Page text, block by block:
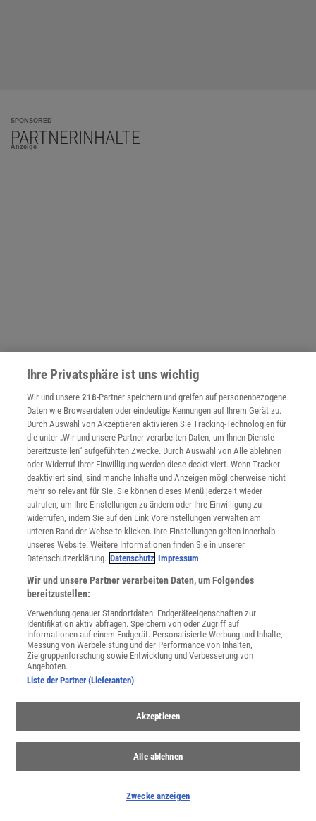
SPONSORED
PARTNERINHALTE
Anzeige
NACH OBEN
Für Sie im Spektrum-Shop und am Kiosk:
WEITERE NEUERSCHEINUNGEN SPEKTRUM SHOP
Spektrum.de-Newsletter abonnieren
JETZT ANMELDEN!
Sie können unsere Newsletter jederzeit wieder abbestellen. Infos zu unserem Umgang
mit Ihren personenbezogenen Daten finden Sie in unserer
SERVICES
Ihre Privatsphäre ist uns wichtig
Wir und unsere218-Partner speichern und greifen auf personenbezogene
Daten wie Browserdaten oder eindeutige Kennungen auf Ihrem Gerät zu.
Durch Auswahl von Akzeptieren aktivieren Sie Tracking-Technologien für
die unter „Wir und unsere Partner verarbeiten Daten, um Ihnen Dienste
bereitzustellen“ aufgeführten Zwecke. Durch Auswahl von Alle ablehnen
oder Widerruf Ihrer Einwilligung werden diese deaktiviert. Wenn Tracker
deaktiviert sind, sind manche Inhalte und Anzeigen möglicherweise nicht
mehr so relevant für Sie. Sie können dieses Menü jederzeit wieder
aufrufen, um Ihre Einstellungen zu ändern oder Ihre Einwilligung zu
widerrufen, indem Sie auf den Link Voreinstellungen verwalten am
unteren Rand der Webseite klicken. Ihre Einstellungen gelten innerhalb
unseres Website. Weitere Informationen finden Sie in unserer
Datenschutzerklärung. Datenschutz Impressum
Wir und unsere Partner verarbeiten Daten, um Folgendes
bereitzustellen:
Verwendung genauer Standortdaten. Endgeräteeigenschaften zur
Identifikation aktiv abfragen. Speichern von oder Zugriff auf
Informationen auf einem Endgerät. Personalisierte Werbung und Inhalte,
Messung von Werbeleistung und der Performance von Inhalten,
Zielgruppenforschung sowie Entwicklung und Verbesserung von
Angeboten.
Liste der Partner (Lieferanten)
Akzeptieren
Alle ablehnen
Zwecke anzeigen